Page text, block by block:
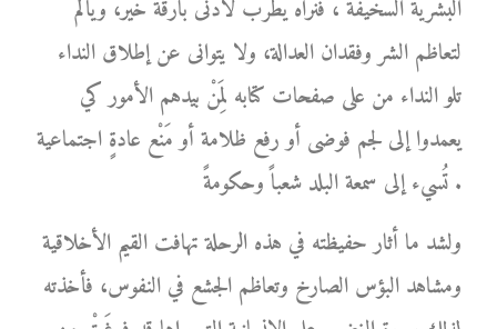
البشرية السخيفة ، فنراه يطرب لأدنى بارقة خير، ويألم
لتعاظم الشر وفقدان العدالة، ولا يتوانى عن إطلاق النداء
تلو النداء من على صفحات كتابه لِمَنْ بيدهم الأمور كي
يعمدوا إلى لجم فوضى أو رفع ظلامة أو مَنْع عادةٍ اجتماعية
تُسيء إلى سمعة البلد شعباً وحكومةً .
ولشد ما أثار حفيظته في هذه الرحلة تهافت القيم الأخلاقية
ومشاهد البؤس الصارخ وتعاظم الجشع في النفوس، فأخذته